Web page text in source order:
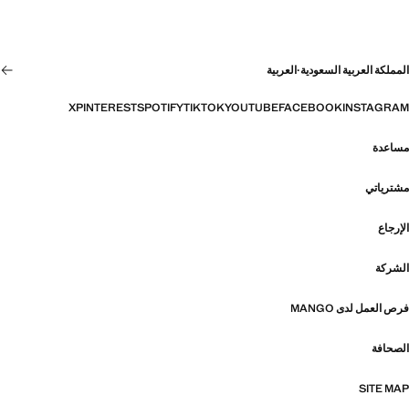
المملكة العربية السعودية·العربية
INSTAGRAM
FACEBOOK
YOUTUBE
TIKTOK
SPOTIFY
PINTEREST
X
مساعدة
مشترياتي
الإرجاع
الشركة
فرص العمل لدى MANGO
الصحافة
SITE MAP